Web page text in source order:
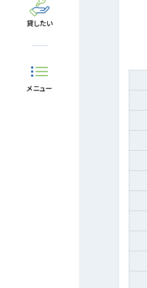
貸したい
メニュー